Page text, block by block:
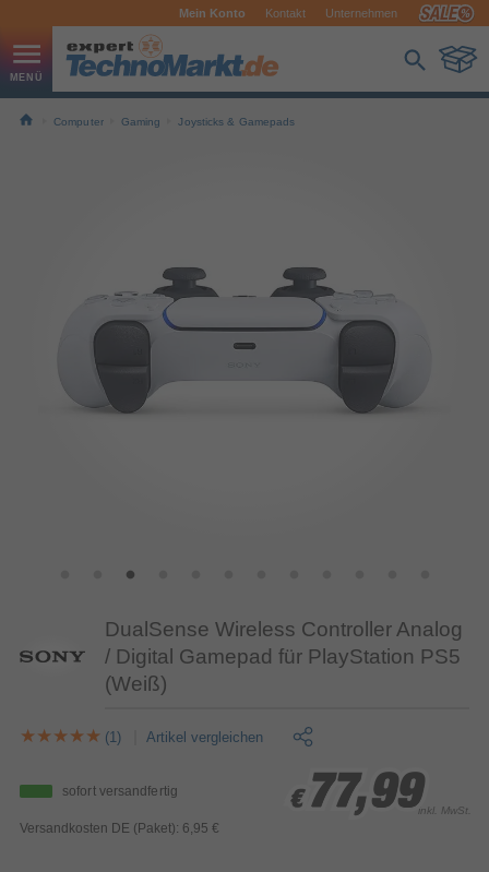
Mein Konto Kontakt Unternehmen
Computer Gaming Joysticks & Gamepads
DualSense Wireless Controller Analog
/ Digital Gamepad für PlayStation PS5
(Weiß)
(1) Artikel vergleichen
sofort versandfertig
Versandkosten DE (Paket): 6,95 €
€ 77,99
€ 77,99
€ 77,99inkl. MwSt.